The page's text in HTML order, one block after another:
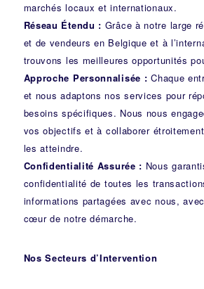
marchés locaux et internationaux.
Réseau Étendu : Grâce à notre large
et de vendeurs en Belgique et à
trouvons les meilleures opportunités
Approche Personnalisée : Chaque
et nous adaptons nos services pour
besoins spécifiques. Nous nous
vos objectifs et à collaborer
les atteindre.
Confidentialité Assurée : Nous
confidentialité de toutes les
informations partagées avec nous,
cœur de notre démarche.
Nos Secteurs d’Intervention